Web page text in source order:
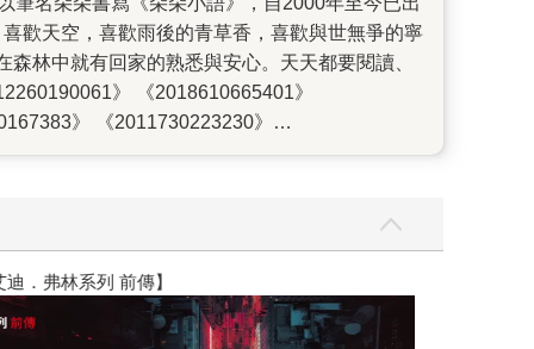
歡天空，喜歡雨後的青草香，喜歡與世無爭的寧
林中就有回家的熟悉與安心。天天都要閱讀、
》 《2018610665401》
》 《2011730223230》
可以來去。 有時候，在筆直的道路上，你仍然
心裡某個角落，讓你感到孤獨卻安心； 也會發
愛別人之前，先練習全心全意地愛自己。 前往